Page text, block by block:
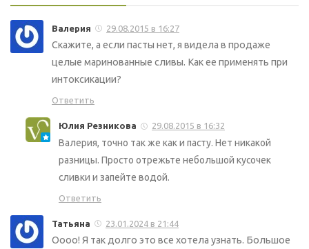
Валерия 29.08.2015 в 16:27
Скажите, а если пасты нет, я видела в продаже
целые маринованные сливы. Как ее применять при
интоксикации?
Ответить
Юлия Резникова 29.08.2015 в 16:32
Валерия, точно так же как и пасту. Нет никакой
разницы. Просто отрежьте небольшой кусочек
сливки и запейте водой.
Ответить
Татьяна 23.01.2024 в 21:44
Оооо! Я так долго это все хотела узнать. Большое